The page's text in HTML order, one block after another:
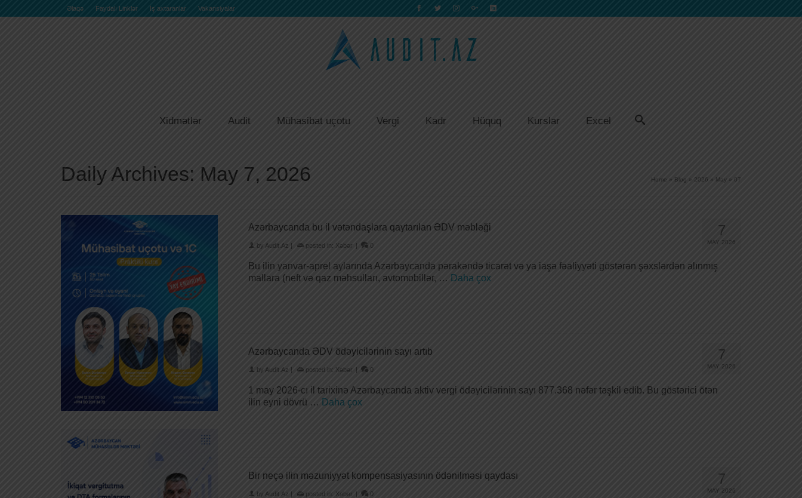
Əlaqə Faydalı Linklər İş axtaranlar Vakansiyalar
Xidmətlər Audit Mühasibat uçotu Vergi Kadr Hüquq Kurslar Excel
Daily Archives: May 7, 2026 Home » Blog » 2026 » May » 07
7
MAY 2026
Azərbaycanda bu il vətəndaşlara qaytarılan ƏDV məbləği
by Audit.Az | posted in: Xəbər | 0
Bu ilin yanvar-aprel aylarında Azərbaycanda pərakəndə ticarət və ya iaşə fəaliyyəti göstərən şəxslərdən alınmış
mallara (neft və qaz məhsulları, avtomobillər, … Daha çox
7
MAY 2026
Azərbaycanda ƏDV ödəyicilərinin sayı artıb
by Audit.Az | posted in: Xəbər | 0
1 may 2026-cı il tarixinə Azərbaycanda aktiv vergi ödəyicilərinin sayı 877.368 nəfər təşkil edib. Bu göstərici ötən
ilin eyni dövrü … Daha çox
7
MAY 2026
Bir neçə ilin məzuniyyət kompensasiyasının ödənilməsi qaydası
by Audit.Az | posted in: Xəbər | 0